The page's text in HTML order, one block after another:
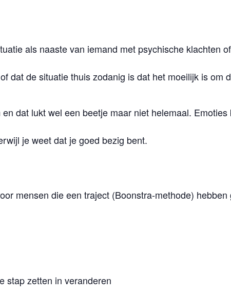
als naaste van iemand met psychische klachten
dat de situatie thuis zodanig is dat het moeilijk is om
dat lukt wel een beetje maar niet helemaal. Emoties
je weet dat je goed bezig bent.
mensen die een traject (Boonstra-methode)
stap zetten in veranderen